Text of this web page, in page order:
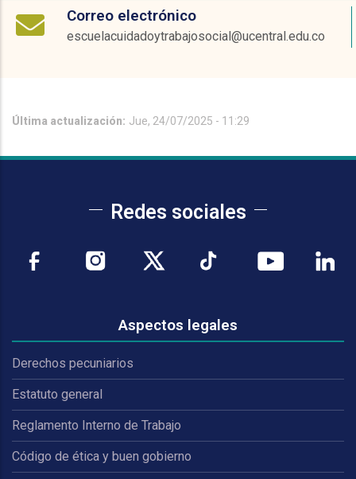
Correo electrónico
escuelacuidadoytrabajosocial@ucentral.edu.co
Última actualización: Jue, 24/07/2025 - 11:29
Redes sociales
Aspectos legales
Derechos pecuniarios
Estatuto general
Reglamento Interno de Trabajo
Código de ética y buen gobierno